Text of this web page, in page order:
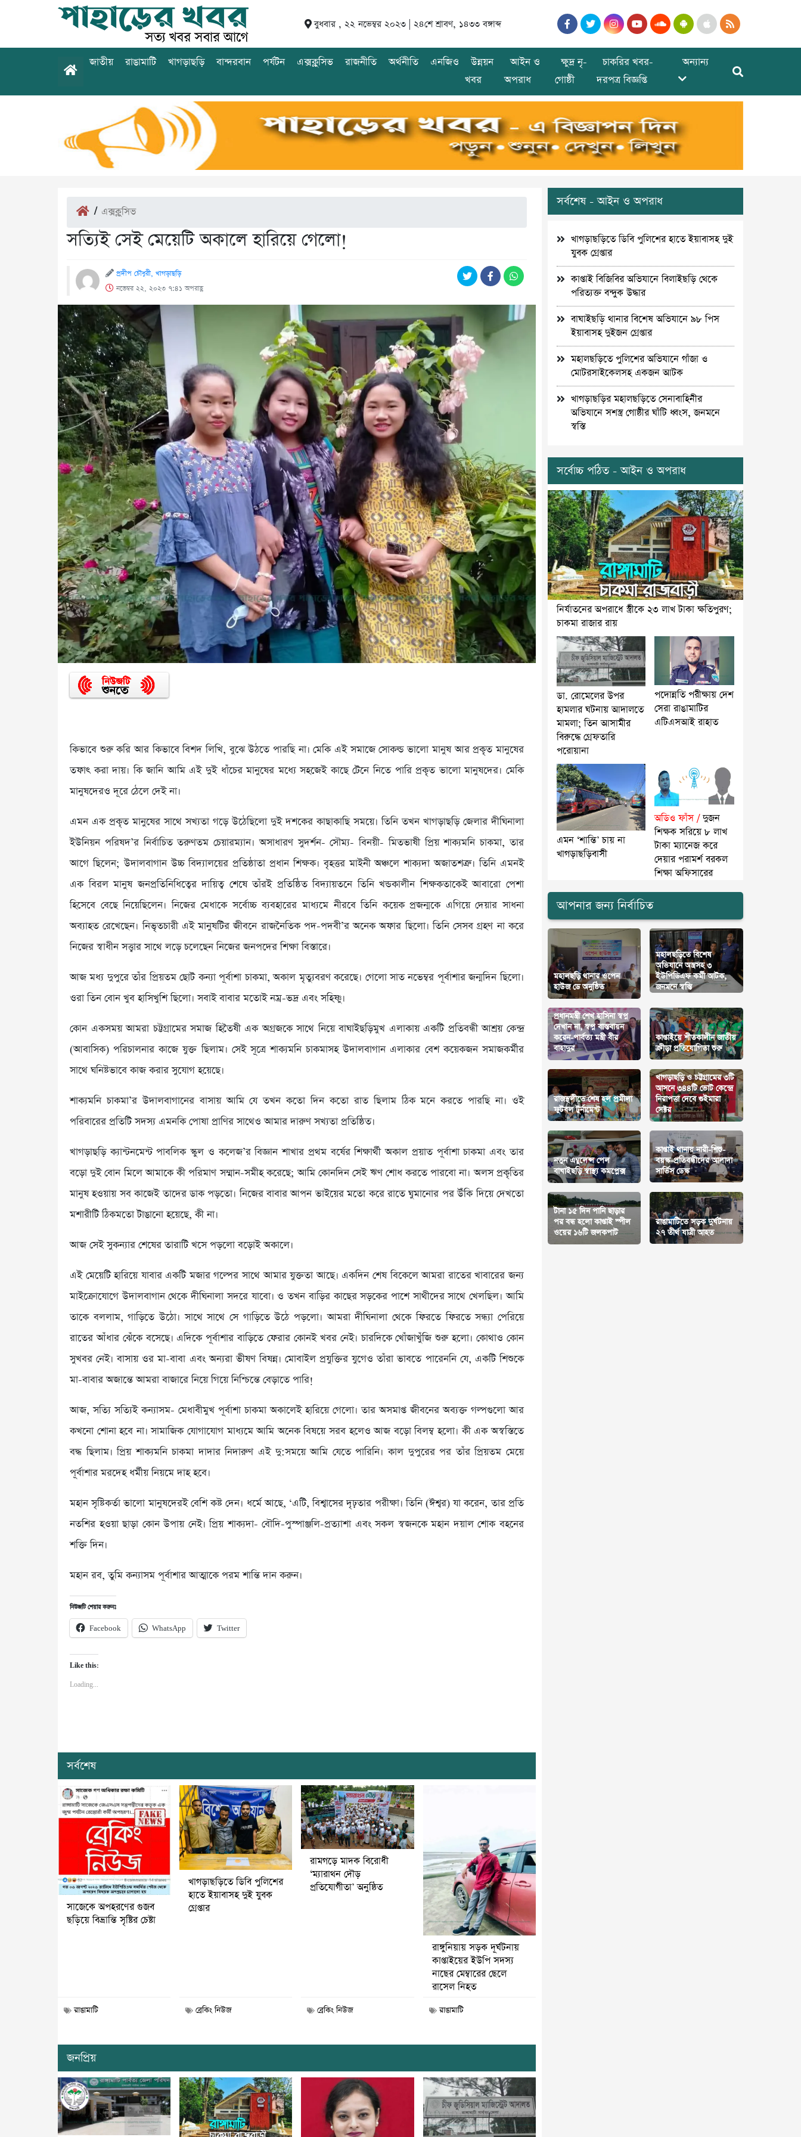
বুধবার , ২২ নভেম্বর ২০২৩ | ২৪শে শ্রাবণ, ১৪৩৩ বঙ্গাব্দ
জাতীয় রাঙামাটি খাগড়াছড়ি বান্দরবান পর্যটন এক্সক্লুসিভ রাজনীতি অর্থনীতি এনজিও
উন্নয়ন
খবর
আইন ও
অপরাধ
ক্ষুদ্র নৃ-
গোষ্ঠী
চাকরির খবর-
দরপত্র বিজ্ঞপ্তি
অন্যান্য
/ এক্সক্লুসিভ
সত্যিই সেই মেয়েটি অকালে হারিয়ে গেলো!
প্রদীপ চৌধুরী, খাগড়াছড়ি
নভেম্বর ২২, ২০২৩ ৭:৪১ অপরাহ্ণ
কিভাবে শুরু করি আর কিভাবে বিশদ লিখি, বুঝে উঠতে পারছি না। মেকি এই সমাজে সোকল্ড ভালো মানুষ আর প্রকৃত মানুষের
তফাৎ করা দায়। কি জানি আমি এই দুই ধাঁচের মানুষের মধ্যে সহজেই কাছে টেনে নিতে পারি প্রকৃত ভালো মানুষদের। মেকি
মানুষদেরও দূরে ঠেলে দেই না।
এমন এক প্রকৃত মানুষের সাথে সখ্যতা গড়ে উঠেছিলো দুই দশকের কাছাকাছি সময়ে। তিনি তখন খাগড়াছড়ি জেলার দীঘিনালা
ইউনিয়ন পরিষদ’র নির্বাচিত তরুণতম চেয়ারম্যান। অসাধারণ সুদর্শন- সৌম্য- বিনয়ী- মিতভাষী প্রিয় শাক্যমনি চাকমা, তার
আগে ছিলেন; উদালবাগান উচ্চ বিদ্যালয়ের প্রতিষ্ঠাতা প্রধান শিক্ষক। বৃহত্তর মাইনী অঞ্চলে শাক্যদা অজাতশত্রু। তিনি এমনই
এক বিরল মানুষ জনপ্রতিনিধিত্বের দায়িত্ব শেষে তাঁরই প্রতিষ্ঠিত বিদ্যায়তনে তিনি খন্ডকালীন শিক্ষকতাকেই আবারো পেশা
হিসেবে বেছে নিয়েছিলেন। নিজের মেধাকে সর্বোচ্চ ব্যবহারের মাধ্যমে নীরবে তিনি কয়েক প্রজন্মকে এগিয়ে দেয়ার সাধনা
অব্যাহত রেখেছেন। নিভৃতচারী এই মানুষটির জীবনে রাজনৈতিক পদ-পদবী’র অনেক অফার ছিলো। তিনি সেসব গ্রহণ না করে
নিজের স্বাধীন সত্ত্বার সাথে লড়ে চলেছেন নিজের জনপদের শিক্ষা বিস্তারে।
আজ মধ্য দুপুরে তাঁর প্রিয়তম ছোট কন্যা পূর্বাশা চাকমা, অকাল মৃত্যুবরণ করেছে। গেলো সাত নভেম্বর পূর্বাশার জন্মদিন ছিলো।
ওরা তিন বোন খুব হাসিখুশি ছিলো। সবাই বাবার মতোই নম্র-ভদ্র এবং সহিষ্ণু।
কোন একসময় আমরা চট্টগ্রামের সমাজ হিতৈষী এক অগ্রজকে সাথে নিয়ে বাঘাইছড়িমুখ এলাকায় একটি প্রতিবন্ধী আশ্রয় কেন্দ্র
(আবাসিক) পরিচালনার কাজে যুক্ত ছিলাম। সেই সূত্রে শাক্যমনি চাকমাসহ উদালবাগান এলাকার বেশ কয়েকজন সমাজকর্মীর
সাথে ঘনিষ্টভাবে কাজ করার সুযোগ হয়েছে।
শাক্যমনি চাকমা’র উদালবাগানের বাসায় আমি যে তখন কতো দিন কতো রাত ছিলাম ঠিক মনে করতে পারছি না। ওই
পরিবারের প্রতিটি সদস্য এমনকি পোষা প্রাণির সাথেও আমার দারুণ সখ্যতা প্রতিষ্ঠিত।
খাগড়াছড়ি ক্যান্টনমেন্ট পাবলিক স্কুল ও কলেজ’র বিজ্ঞান শাখার প্রথম বর্ষের শিক্ষার্থী অকাল প্রয়াত পূর্বাশা চাকমা এবং তার
বড়ো দুই বোন মিলে আমাকে কী পরিমাণ সম্মান-সমীহ করেছে; আমি কোনদিন সেই ঋণ শোধ করতে পারবো না। অলস প্রকৃতির
মানুষ হওয়ায় সব কাজেই তাদের ডাক পড়তো। নিজের বাবার আপন ভাইয়ের মতো করে রাতে ঘুমানোর পর উঁকি দিয়ে দেখতো
মশারীটি ঠিকমতো টাঙানো হয়েছে, কী না।
আজ সেই সুকন্যার শেষের তারাটি খসে পড়লো বড়োই অকালে।
এই মেয়েটি হারিয়ে যাবার একটি মজার গল্পের সাথে আমার যুক্ততা আছে। একদিন শেষ বিকেলে আমরা রাতের খাবারের জন্য
মাইক্রোযোগে উদালবাগান থেকে দীঘিনালা সদরে যাবো। ও তখন বাড়ির কাছের সড়কের পাশে সাথীদের সাথে খেলছিল। আমি
তাকে বললাম, গাড়িতে উঠো। সাথে সাথে সে গাড়িতে উঠে পড়লো। আমরা দীঘিনালা থেকে ফিরতে ফিরতে সন্ধ্যা পেরিয়ে
রাতের আঁধার ঝেঁকে বসেছে। এদিকে পূর্বাশার বাড়িতে ফেরার কোনই খবর নেই। চারদিকে খোঁজাখুঁজি শুরু হলো। কোথাও কোন
সুখবর নেই। বাসায় ওর মা-বাবা এবং অন্যরা ভীষণ বিষন্ন। মোবাইল প্রযুক্তির যুগেও তাঁরা ভাবতে পারেননি যে, একটি শিশুকে
মা-বাবার অজান্তে আমরা বাজারে নিয়ে গিয়ে নিশ্চিন্তে বেড়াতে পারি!
আজ, সত্যি সত্যিই কন্যাসম- মেধাবীমুখ পূর্বাশা চাকমা অকালেই হারিয়ে গেলো। তার অসমাপ্ত জীবনের অব্যক্ত গল্পগুলো আর
কখনো শোনা হবে না। সামাজিক যোগাযোগ মাধ্যমে আমি অনেক বিষয়ে সরব হলেও আজ বড়ো বিলম্ব হলো। কী এক অস্বস্তিতে
বদ্ধ ছিলাম। প্রিয় শাক্যমনি চাকমা দাদার নিদারুণ এই দু:সময়ে আমি যেতে পারিনি। কাল দুপুরের পর তাঁর প্রিয়তম মেয়ে
পূর্বাশার মরদেহ ধর্মীয় নিয়মে দাহ হবে।
মহান সৃষ্টিকর্তা ভালো মানুষদেরই বেশি কষ্ট দেন। ধর্মে আছে, ‘এটি, বিশ্বাসের দৃঢ়তার পরীক্ষা। তিনি (ঈশ্বর) যা করেন, তার প্রতি
নতশির হওয়া ছাড়া কোন উপায় নেই। প্রিয় শাক্যদা- বৌদি-পুস্পাঞ্জলি-প্রত্যাশা এবং সকল স্বজনকে মহান দয়াল শোক বহনের
শক্তি দিন।
মহান রব, তুমি কন্যাসম পূর্বাশার আত্মাকে পরম শান্তি দান করুন।
নিউজটি শেয়ার করুনঃ
Facebook WhatsApp Twitter
Like this:
Loading...
সর্বশেষ
সাজেকে অপহরণের গুজব
ছড়িয়ে বিভ্রান্তি সৃষ্টির চেষ্টা
রাঙামাটি
খাগড়াছড়িতে ডিবি পুলিশের
হাতে ইয়াবাসহ দুই যুবক
গ্রেপ্তার
ব্রেকিং নিউজ
রামগড়ে মাদক বিরোধী
‘ম্যারাথন দৌড়
প্রতিযোগীতা’ অনুষ্ঠিত
ব্রেকিং নিউজ
রাঙ্গুনিয়ায় সড়ক দূর্ঘটনায়
কাপ্তাইয়ের ইউপি সদস্য
নাছের মেম্বারের ছেলে
রাসেল নিহত
রাঙামাটি
জনপ্রিয়
সর্বশেষ - আইন ও অপরাধ
খাগড়াছড়িতে ডিবি পুলিশের হাতে ইয়াবাসহ দুই
যুবক গ্রেপ্তার
কাপ্তাই বিজিবির অভিযানে বিলাইছড়ি থেকে
পরিত্যক্ত বন্দুক উদ্ধার
বাঘাইছড়ি থানার বিশেষ অভিযানে ৯৮ পিস
ইয়াবাসহ দুইজন গ্রেপ্তার
মহালছড়িতে পুলিশের অভিযানে গাঁজা ও
মোটরসাইকেলসহ একজন আটক
খাগড়াছড়ির মহালছড়িতে সেনাবাহিনীর
অভিযানে সশস্ত্র গোষ্ঠীর ঘাঁটি ধ্বংস, জনমনে
স্বস্তি
সর্বোচ্চ পঠিত - আইন ও অপরাধ
নির্যাতনের অপরাধে স্ত্রীকে ২৩ লাখ টাকা ক্ষতিপুরণ;
চাকমা রাজার রায়
ডা. রোমেলের উপর
হামলার ঘটনায় আদালতে
মামলা; তিন আসামীর
বিরুদ্ধে গ্রেফতারি
পরোয়ানা
পদোন্নতি পরীক্ষায় দেশ
সেরা রাঙামাটির
এটিএসআই রাহাত
এমন ‘শান্তি’ চায় না
খাগড়াছড়িবাসী
অডিও ফাঁস /দুজন
শিক্ষক সরিয়ে ৮ লাখ
টাকা ম্যানেজ করে
দেয়ার পরামর্শ বরকল
শিক্ষা অফিসারের
আপনার জন্য নির্বাচিত
মহালছড়ি থানার ওপেন
হাউজ ডে অনুষ্ঠিত
মহালছড়িতে বিশেষ
অভিযানে অস্ত্রসহ ৩
ইউপিডিএফ কর্মী আটক,
জনমনে স্বস্তি
প্রধানমন্ত্রী শেখ হাসিনা স্বপ্ন
দেখান না, স্বপ্ন বাস্তবায়ন
করেন-পার্বত্য মন্ত্রী বীর
বাহাদুর
কাপ্তাইয়ে শীতকালীন জাতীয়
ক্রীড়া প্রতিযোগিতা শুরু
রাজস্থলীতে শেষ হল প্রমীলা
ফুটবল টুর্নামেন্ট
খাগড়াছড়ি ও চট্টগ্রামের ৩টি
আসনে ৩৪৪টি ভোট কেন্দ্রে
নিরাপত্তা দেবে গুইমারা
সেক্টর
নতুন এম্বুলেন্স পেল
বাঘাইছড়ি স্বাস্থ্য কমপ্লেক্স
কাপ্তাই থানায় নারী-শিশু-
বয়স্ক-প্রতিবন্ধীদের আলাদা
সার্ভিস ডেস্ক
টানা ১৫ দিন পানি ছাড়ার
পর বন্ধ হলো কাপ্তাই স্পীল
ওয়ের ১৬টি জলকপাট
রাঙামাটিতে সড়ক দুর্ঘটনায়
২৭ তীর্থ যাত্রী আহত